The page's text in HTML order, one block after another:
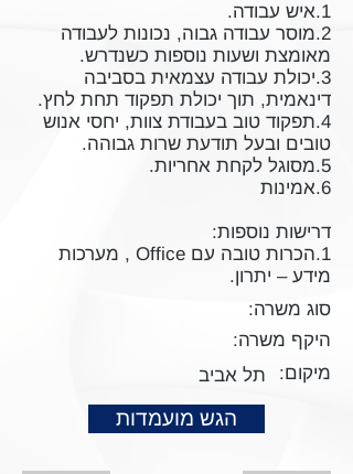
1.איש עבודה.
2.מוסר עבודה גבוה, נכונות לעבודה
מאומצת ושעות נוספות כשנדרש.
3.יכולת עבודה עצמאית בסביבה
דינאמית, תוך יכולת תפקוד תחת לחץ.
4.תפקוד טוב בעבודת צוות, יחסי אנוש
טובים ובעל תודעת שרות גבוהה.
5.מסוגל לקחת אחריות.
6.אמינות
דרישות נוספות:
1.הכרות טובה עם Office , מערכות
מידע – יתרון.
סוג משרה:
היקף משרה:
מיקום:
תל אביב
הגש מועמדות